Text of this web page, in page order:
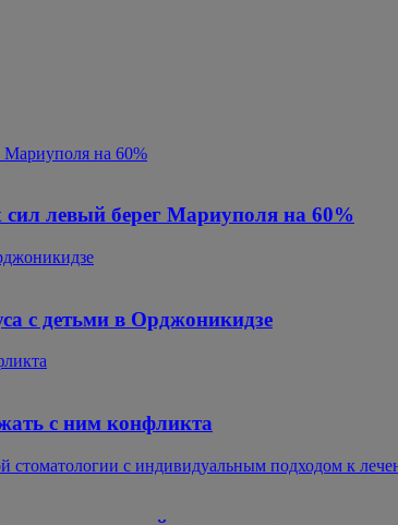
Мариуполя на 60%
левый берег Мариуполя на 60%
с детьми в Орджоникидзе
с ним конфликта
стоматологии с индивидуальным подходом к